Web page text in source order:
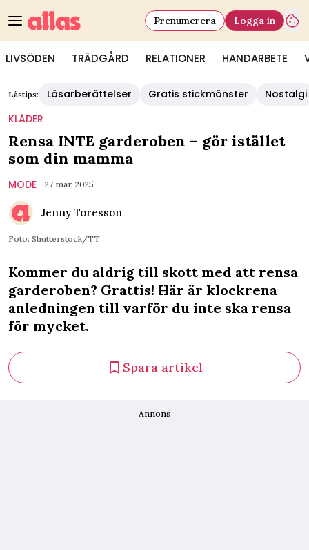
LIVSÖDEN TRÄDGÅRD RELATIONER HANDARBETE
Prenumerera Logga in
Lästips: Läsarberättelser Gratis stickmönster
Nostalgi
KLÄDER
Rensa INTE garderoben – gör istället
som din mamma
MODE 27 mar, 2025
Jenny Toresson
Foto: Shutterstock/TT
Kommer du aldrig till skott med att rensa
garderoben? Grattis! Här är klockrena
anledningen till varför du inte ska rensa
för mycket.
Spara artikel
Annons